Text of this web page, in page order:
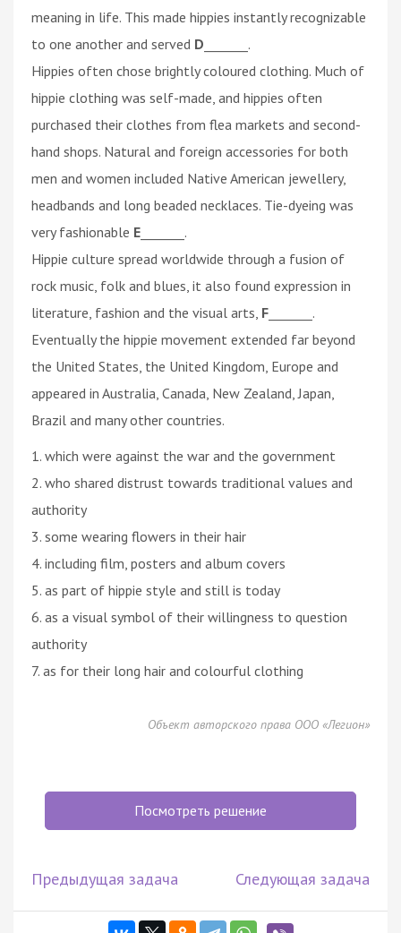
meaning in life. This made hippies instantly recognizable
to one another and served D _______.
Hippies often chose brightly coloured clothing. Much of
hippie clothing was self-made, and hippies often
purchased their clothes from flea markets and second-
hand shops. Natural and foreign accessories for both
men and women included Native American jewellery,
headbands and long beaded necklaces. Tie-dyeing was
very fashionable E _______.
Hippie culture spread worldwide through a fusion of
rock music, folk and blues, it also found expression in
literature, fashion and the visual arts, F _______.
Eventually the hippie movement extended far beyond
the United States, the United Kingdom, Europe and
appeared in Australia, Canada, New Zealand, Japan,
Brazil and many other countries.
1. which were against the war and the government
2. who shared distrust towards traditional values and
authority
3. some wearing flowers in their hair
4. including film, posters and album covers
5. as part of hippie style and still is today
6. as a visual symbol of their willingness to question
authority
7. as for their long hair and colourful clothing
Объект авторского права ООО «Легион»
Посмотреть решение
Предыдущая задача Следующая задача